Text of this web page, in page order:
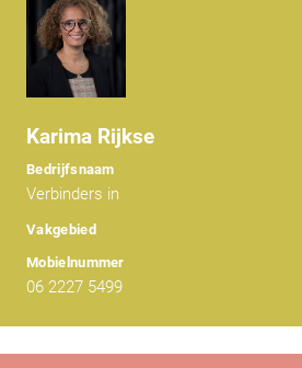
Karima Rijkse
Bedrijfsnaam
Verbinders in
Vakgebied
Mobielnummer
06 2227 5499